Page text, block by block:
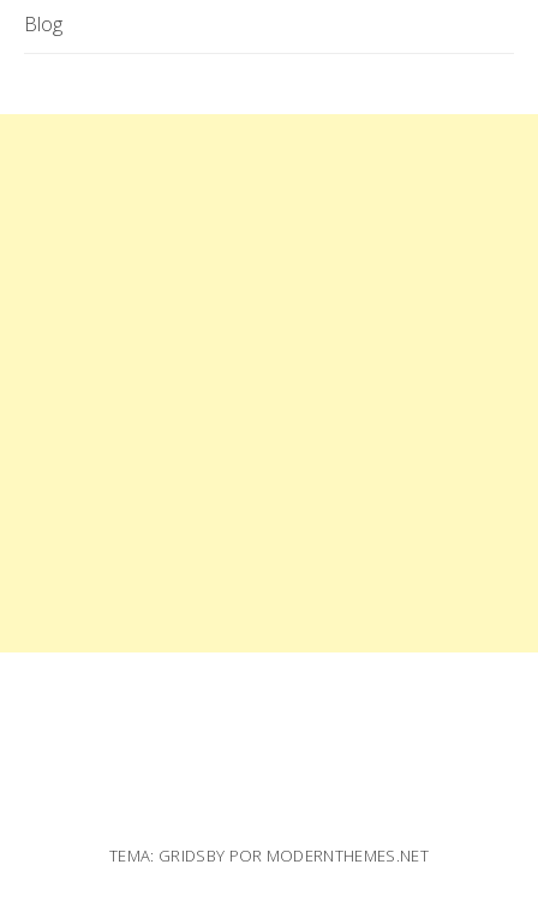
Blog
TEMA: GRIDSBY POR MODERNTHEMES.NET